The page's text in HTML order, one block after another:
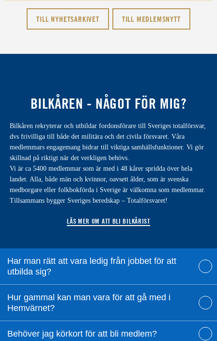
TILL NYHETSARKIVET TILL MEDLEMSNYTT
BILKÅREN - NÅGOT FÖR MIG?
Bilkåren rekryterar och utbildar fordonsförare till Sveriges totalförsvar,
dvs frivilliga till både det militära och det civila försvaret. Våra
medlemmars engagemang bidrar till viktiga samhällsfunktioner. Vi gör
skillnad på riktigt när det verkligen behövs.
Vi är ca 5400 medlemmar som är med i 48 kårer spridda över hela
landet. Alla, både män och kvinnor, oavsett ålder, som är svenska
medborgare eller folkbokförda i Sverige är välkomna som medlemmar.
Tillsammans bygger Sveriges beredskap – Totalförsvaret!
LÄS MER OM ATT BLI BILKÅRIST
Har man rätt att vara ledig från jobbet för att
utbilda sig?
Hur gammal kan man vara för att gå med i
Hemvärnet?
Behöver jag körkort för att bli medlem?